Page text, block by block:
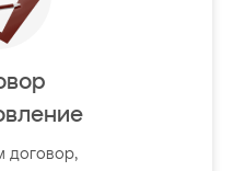
договор,